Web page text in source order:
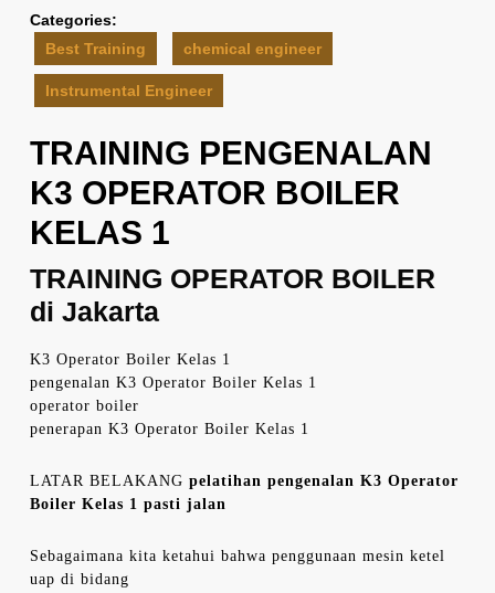
Categories:
Best Training
chemical engineer
Instrumental Engineer
TRAINING PENGENALAN
K3 OPERATOR BOILER
KELAS 1
TRAINING OPERATOR BOILER
di Jakarta
K3 Operator Boiler Kelas 1
pengenalan K3 Operator Boiler Kelas 1
operator boiler
penerapan K3 Operator Boiler Kelas 1
LATAR BELAKANG pelatihan pengenalan K3 Operator
Boiler Kelas 1 pasti jalan
Sebagaimana kita ketahui bahwa penggunaan mesin ketel
uap di bidang